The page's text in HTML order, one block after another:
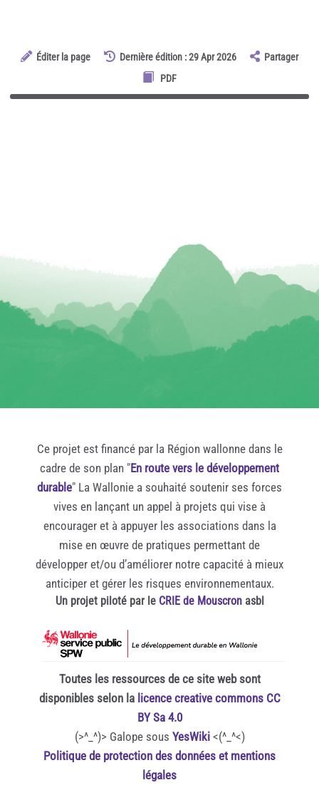
Éditer la page Dernière édition : 29 Apr 2026
Partager
PDF
Ce projet est financé par la Région wallonne dans le
cadre de son plan "En route vers le développement
durable" La Wallonie a souhaité soutenir ses forces
vives en lançant un appel à projets qui vise à
encourager et à appuyer les associations dans la
mise en œuvre de pratiques permettant de
développer et/ou d’améliorer notre capacité à mieux
anticiper et gérer les risques environnementaux.
Un projet piloté par le CRIE de Mouscronasbl
Toutes les ressources de ce site web sont
disponibles selon la licence creative commons CC
BY Sa 4.0
(>^_^)> Galope sous YesWiki<(^_^<)
Politique de protection des données et mentions
légales